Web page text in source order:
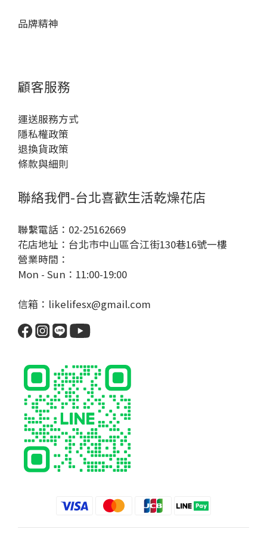
品牌精神
顧客服務
運送服務方式
隱私權政策
退換貨政策
條款與細則
聯絡我們-台北喜歡生活乾燥花店
聯繫電話：02-25162669
花店地址：台北市中山區合江街130巷16號一樓
營業時間：
Mon - Sun：11:00-19:00
信箱：likelifesx@gmail.com